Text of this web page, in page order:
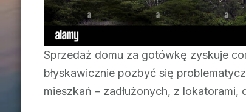
Sprzedaż domu za gotówkę zyskuje
błyskawicznie pozbyć się
mieszkań – zadłużonych, z lokatorami,